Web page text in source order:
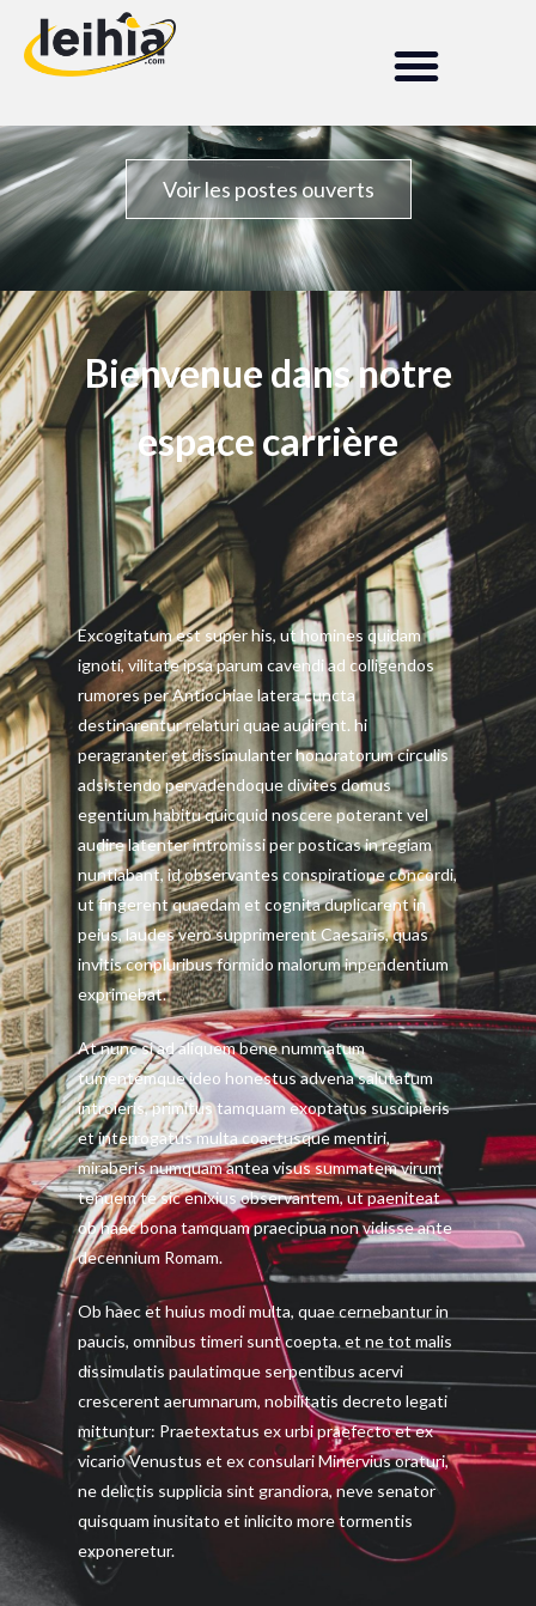
augente
nocte adulta
Voir les postes ouverts
Bienvenue dans notre
espace carrière
Excogitatum est super his, ut homines quidam
ignoti, vilitate ipsa parum cavendi ad colligendos
rumores per Antiochiae latera cuncta
destinarentur relaturi quae audirent. hi
peragranter et dissimulanter honoratorum circulis
adsistendo pervadendoque divites domus
egentium habitu quicquid noscere poterant vel
audire latenter intromissi per posticas in regiam
nuntiabant, id observantes conspiratione concordi,
ut fingerent quaedam et cognita duplicarent in
peius, laudes vero supprimerent Caesaris, quas
invitis conpluribus formido malorum inpendentium
exprimebat.
At nunc si ad aliquem bene nummatum
tumentemque ideo honestus advena salutatum
introieris, primitus tamquam exoptatus suscipieris
et interrogatus multa coactusque mentiri,
miraberis numquam antea visus summatem virum
tenuem te sic enixius observantem, ut paeniteat
ob haec bona tamquam praecipua non vidisse ante
decennium Romam.
Ob haec et huius modi multa, quae cernebantur in
paucis, omnibus timeri sunt coepta. et ne tot malis
dissimulatis paulatimque serpentibus acervi
crescerent aerumnarum, nobilitatis decreto legati
mittuntur: Praetextatus ex urbi praefecto et ex
vicario Venustus et ex consulari Minervius oraturi,
ne delictis supplicia sint grandiora, neve senator
quisquam inusitato et inlicito more tormentis
exponeretur.